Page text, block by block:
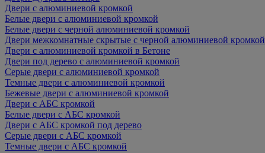
Двери с алюминиевой кромкой
Белые двери с алюминиевой кромкой
Белые двери с черной алюминиевой кромкой
Двери межкомнатные скрытые с черной алюминиевой кромкой
Двери с алюминиевой кромкой в Бетоне
Двери под дерево с алюминиевой кромкой
Серые двери с алюминиевой кромкой
Темные двери с алюминиевой кромкой
Бежевые двери с алюминиевой кромкой
Двери с АБС кромкой
Белые двери с АБС кромкой
Двери с АБС кромкой под дерево
Серые двери с АБС кромкой
Темные двери с АБС кромкой